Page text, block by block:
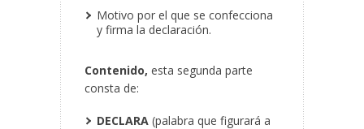
Motivo por el que se confecciona
y firma la declaración.
Contenido, esta segunda parte
consta de:
DECLARA (palabra que figurará a